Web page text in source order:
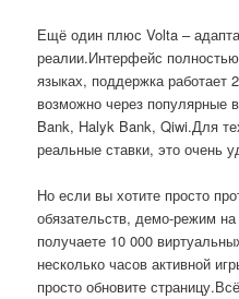
Ещё один плюс Volta –
реалии.Интерфейс
языках, поддержка работает
возможно через
Bank, Halyk Bank, Qiwi.Для
реальные ставки, это очень
Но если вы хотите просто
обязательств, демо-режим
получаете 10 000
несколько часов активной
просто обновите